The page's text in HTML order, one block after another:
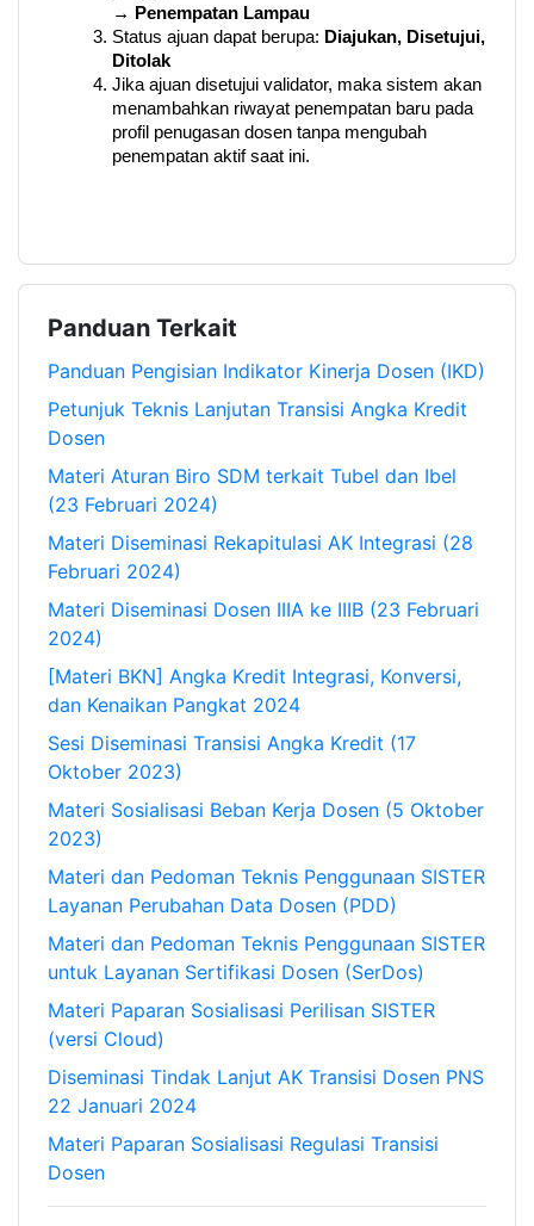
→ Penempatan Lampau
Status ajuan dapat berupa: Diajukan, Disetujui,
Ditolak
Jika ajuan disetujui validator, maka sistem akan
menambahkan riwayat penempatan baru pada
profil penugasan dosen tanpa mengubah
penempatan aktif saat ini.
Panduan Terkait
Panduan Pengisian Indikator Kinerja Dosen (IKD)
Petunjuk Teknis Lanjutan Transisi Angka Kredit
Dosen
Materi Aturan Biro SDM terkait Tubel dan Ibel
(23 Februari 2024)
Materi Diseminasi Rekapitulasi AK Integrasi (28
Februari 2024)
Materi Diseminasi Dosen IIIA ke IIIB (23 Februari
2024)
[Materi BKN] Angka Kredit Integrasi, Konversi,
dan Kenaikan Pangkat 2024
Sesi Diseminasi Transisi Angka Kredit (17
Oktober 2023)
Materi Sosialisasi Beban Kerja Dosen (5 Oktober
2023)
Materi dan Pedoman Teknis Penggunaan SISTER
Layanan Perubahan Data Dosen (PDD)
Materi dan Pedoman Teknis Penggunaan SISTER
untuk Layanan Sertifikasi Dosen (SerDos)
Materi Paparan Sosialisasi Perilisan SISTER
(versi Cloud)
Diseminasi Tindak Lanjut AK Transisi Dosen PNS
22 Januari 2024
Materi Paparan Sosialisasi Regulasi Transisi
Dosen